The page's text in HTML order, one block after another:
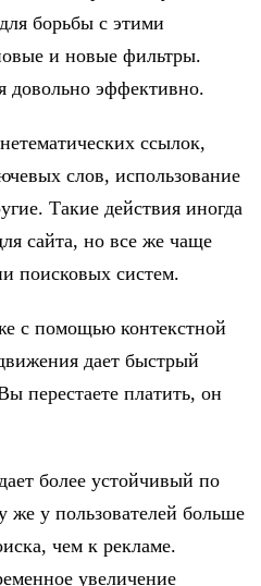
борьбы с этими
и новые фильтры.
довольно эффективно.
ссылок,
слов, использование
Такие действия иногда
сайта, но все же чаще
поисковых систем.
с помощью контекстной
дает быстрый
перестаете платить, он
более устойчивый по
же у пользователей больше
чем к рекламе.
увеличение